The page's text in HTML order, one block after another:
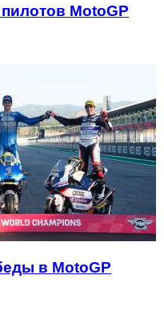
MotoGP
в MotoGP